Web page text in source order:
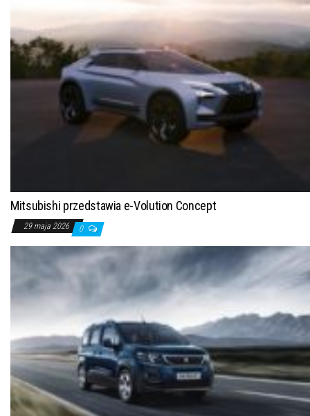
Mitsubishi przedstawia e-Volution Concept
29 maja 2026 0